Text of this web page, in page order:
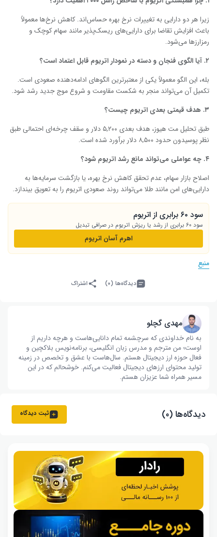
زیرا هر دو دارایی به تغییرات نرخ بهره حساس‌اند. کاهش نرخ‌ها معمولاً
باعث افزایش تقاضا برای دارایی‌های ریسک‌پذیر مانند سهام کوچک و
رمزارزها می‌شود.
۲. آیا الگوی فنجان و دسته در نمودار اتریوم قابل اعتماد است؟
بله، این الگو معمولاً یکی از معتبرترین الگوهای ادامه‌دهنده صعودی است.
تکمیل آن می‌تواند منجر به شکست مقاومت و شروع موج جدید رشد شود.
۳. هدف قیمتی بعدی اتریوم چیست؟
طبق تحلیل مت هیوز، هدف بعدی ۵,۲۰۰ دلار و سقف چرخه‌ای احتمالی طبق
نظر پوسیدون حدود ۸,۵۰۰ دلار برآورد شده است.
۴. چه عواملی می‌تواند مانع رشد اتریوم شود؟
اصلاح بازار سهام، عدم تحقق کاهش نرخ بهره، یا بازگشت سرمایه‌ها به
دارایی‌های امن مانند طلا می‌تواند روند صعودی اتریوم را به تعویق بیندازد.
سود ۶۰ برابری از اتریوم
سود ۶۰ برابری از رشد یا ریزش اتریوم در صرافی تبدیل
اهرم آسان اتریوم
منبع
دیدگاه‌ها (۰) اشتراک
مهدی گچلو
به نام خداوندی که سرچشمه تمام دانایی‌هاست و هرچه داریم از
اوست؛ من مترجم و مدرس زبان انگلیسی، برنامه‌نویس بلاکچین و
فعال حوزه ارز دیجیتال هستم. سال‌هاست با عشق و تخصص در زمینه
تولید محتوای ارزهای دیجیتال فعالیت می‌کنم. خوشحالم که در این
مسیر همراه شما عزیزان هستم.
دیدگاه‌ها (۰) ثبت دیدگاه